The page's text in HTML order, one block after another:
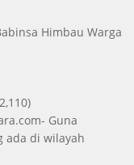
Himbau Warga
Guna
ada di wilayah